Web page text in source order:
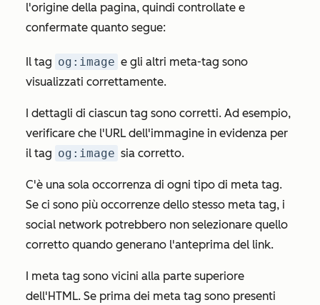
l'origine della pagina, quindi controllate e
confermate quanto segue:
Il tag og:image e gli altri meta-tag sono
visualizzati correttamente.
I dettagli di ciascun tag sono corretti. Ad esempio,
verificare che l'URL dell'immagine in evidenza per
il tag og:image sia corretto.
C'è una sola occorrenza di ogni tipo di meta tag.
Se ci sono più occorrenze dello stesso meta tag, i
social network potrebbero non selezionare quello
corretto quando generano l'anteprima del link.
I meta tag sono vicini alla parte superiore
dell'HTML. Se prima dei meta tag sono presenti